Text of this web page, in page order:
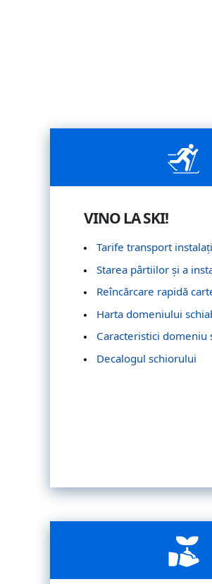
VINO LA SKI!
Tarife transport
Starea pârtiilor și a
Reîncărcare rapidă
Harta domeniului
Caracteristici domeniu
Decalogul schiorului